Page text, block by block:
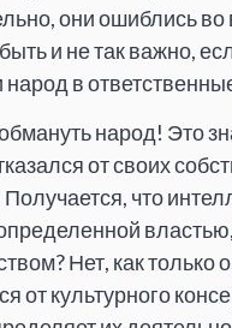
они ошиблись во
и не так важно,
в
народ! Это
от своих
что
Нет, как только
от культурного